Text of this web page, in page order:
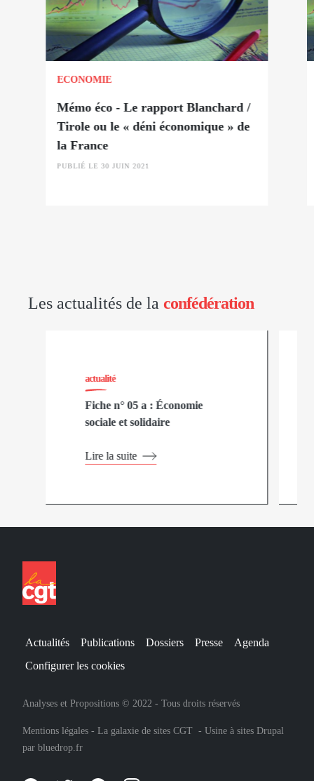
ECONOMIE
Mémo éco - Le rapport Blanchard /
Tirole ou le « déni économique » de
la France
PUBLIÉ LE 30 JUIN 2021
Les actualités de la confédération
actualité
Fiche n° 05 a : Économie
sociale et solidaire
Lire la suite
Actualités Publications Dossiers Presse
Agenda
Configurer les cookies
Analyses et Propositions © 2022 - Tous droits réservés
Mentions légales - La galaxie de sites CGT - Usine à sites Drupal
par bluedrop.fr